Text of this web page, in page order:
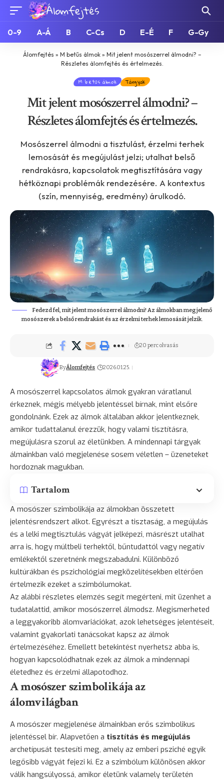
0-9 A-Á B C-Cs D E-É F G-Gy
Álomfejtés » M betűs álmok» Mit jelent mosószerrel álmodni? –
Részletes álomfejtés és értelmezés.
M betűs álmok Tárgyak
Mit jelent mosószerrel álmodni? –
Részletes álomfejtés és értelmezés.
Mosószerrel álmodni a tisztulást, érzelmi terhek
lemosását és megújulást jelzi; utalhat belső
rendrakásra, kapcsolatok megtisztítására vagy
hétköznapi problémák rendezésére. A kontextus
(szín, mennyiség, eredmény) árulkodó.
Fedezd fel, mit jelent mosószerrel álmodni! Az álmokban megjelenő
mosószerek a belső rendrakást és az érzelmi terhek lemosását jelzik.
ByÁlomfejtés 2026.01.25.
20 perc olvasás
A mosószerrel kapcsolatos álmok gyakran váratlanul
érkeznek, mégis mélyebb jelentéssel bírnak, mint elsőre
gondolnánk. Ezek az álmok általában akkor jelentkeznek,
amikor tudattalanul érezzük, hogy valami tisztításra,
megújulásra szorul az életünkben. A mindennapi tárgyak
álmainkban való megjelenése sosem véletlen – üzeneteket
hordoznak magukban.
Tartalom
A mosószer szimbolikája az álmokban összetett
jelentésrendszert alkot. Egyrészt a tisztaság, a megújulás
és a lelki megtisztulás vágyát jelképezi, másrészt utalhat
arra is, hogy múltbeli terhektől, bűntudattól vagy negatív
emlékektől szeretnénk megszabadulni. Különböző
kultúrákban és pszichológiai megközelítésekben eltérően
értelmezik ezeket a szimbólumokat.
Az alábbi részletes elemzés segít megérteni, mit üzenhet a
tudatalattid, amikor mosószerrel álmodsz. Megismerheted
a leggyakoribb álomvariációkat, azok lehetséges jelentéseit,
valamint gyakorlati tanácsokat kapsz az álmok
értelmezéséhez. Emellett betekintést nyerhetsz abba is,
hogyan kapcsolódhatnak ezek az álmok a mindennapi
életedhez és érzelmi állapotodhoz.
A mosószer szimbolikája az
álomvilágban
A mosószer megjelenése álmainkban erős szimbolikus
jelentéssel bír. Alapvetően a tisztítás és megújulás
archetípusát testesíti meg, amely az emberi psziché egyik
legősibb vágyát fejezi ki. Ez a szimbólum különösen akkor
válik hangsúlyossá, amikor életünk valamely területén